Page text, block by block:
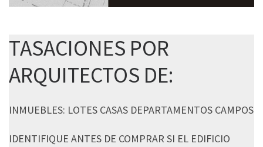
TASACIONES POR
ARQUITECTOS DE:
INMUEBLES: LOTES CASAS DEPARTAMENTOS CAMPOS
IDENTIFIQUE ANTES DE COMPRAR SI EL EDIFICIO